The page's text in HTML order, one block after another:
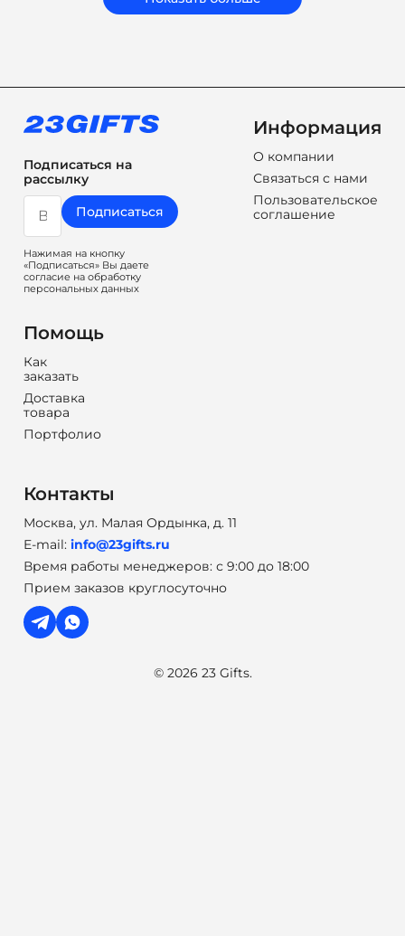
Подписаться на
рассылку
Подписаться
Нажимая на кнопку
«Подписаться» Вы даете
согласие на обработку
персональных данных
Информация
О компании
Связаться с нами
Пользовательское
соглашение
Помощь
Как
заказать
Доставка
товара
Портфолио
Контакты
Москва, ул. Малая Ордынка, д. 11
E-mail: info@23gifts.ru
Время работы менеджеров: с 9:00 до 18:00
Прием заказов круглосуточно
© 2026 23 Gifts.